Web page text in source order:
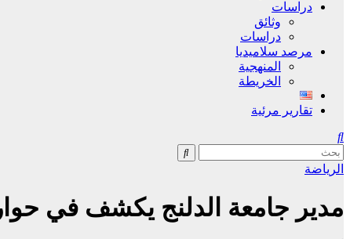
دراسات
وثائق
دراسات
مرصد سلاميديا
المنهجية
الخريطة
تقارير مرئية
الرياضة
مدير جامعة الدلنج يكشف في